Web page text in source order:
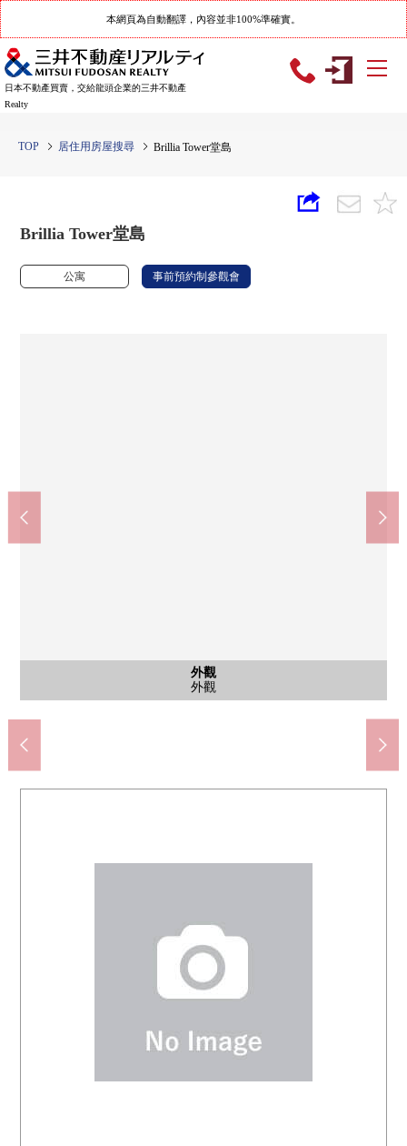
本網頁為自動翻譯，內容並非100%準確實。
日本不動產買賣，交給龍頭企業的三井不動產
Realty
TOP 居住用房屋搜尋 Brillia Tower堂島
Brillia Tower堂島
公寓 事前預約制參觀會
外觀
外觀
大廳
大廳
入口
入口
其他
宅配保管櫃
其他
共用部分
其他
共用部分
其他
共用部分
其他
共用部分
其他
共用部分
其他當地
其他當地
其他當地
其他當地
其他當地
其他當地
外觀
外觀
外觀
外觀
在CoDeli西梅田公園的前面的商店(約400m)
步行5分鐘
全家便利店堂島濱商店(約280m)
步行4分鐘
全家便利店近鐵堂島大樓店(約250m)
步行4分鐘
大阪曾根崎新地郵局(約350m)
步行5分鐘
堂島abanza郵局(約500m)
步行7分鐘
中之島小中一貫校(約1300m)
步行17分鐘
中之島小中一貫校(約1300m)
步行17分鐘